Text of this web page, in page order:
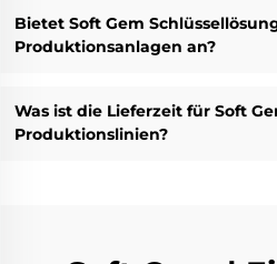
Bietet Soft Gem
Produktionsanlagen an?
Was ist die Lieferzeit für Soft
Produktionslinien?